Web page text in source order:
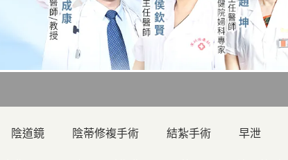
陰道鏡 陰蒂修複手術 結紮手術 早泄